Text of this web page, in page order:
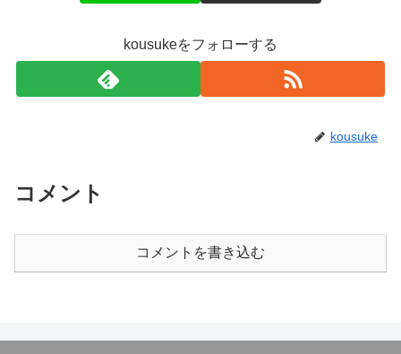
kousukeをフォローする
kousuke
コメント
コメントを書き込む